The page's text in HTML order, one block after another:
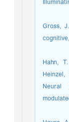
Gross,
Hahn,